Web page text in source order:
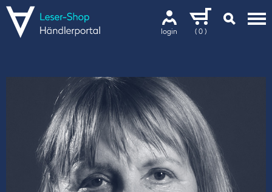
login ( 0 )